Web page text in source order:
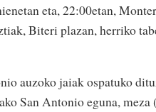
eta, 22:00etan,
Biteri plazan, herriko
auzoko jaiak ospatuko
San Antonio eguna,